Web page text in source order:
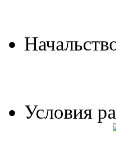
Условия